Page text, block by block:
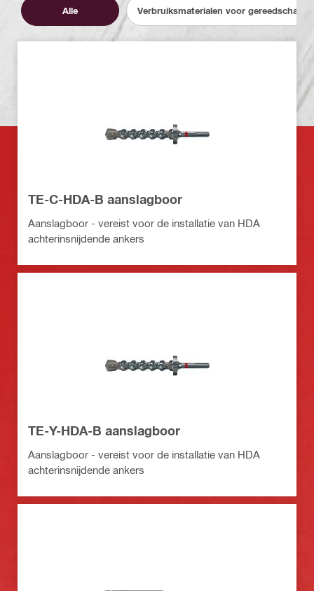
Alle Verbruiksmaterialen voor
TE-C-HDA-B aanslagboor
Aanslagboor - vereist voor de installatie van HDA
achterinsnijdende ankers
TE-Y-HDA-B aanslagboor
Aanslagboor - vereist voor de installatie van HDA
achterinsnijdende ankers